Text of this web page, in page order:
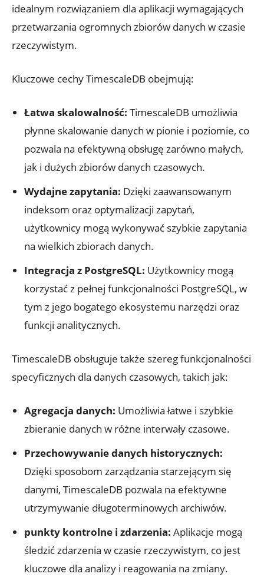
idealnym rozwiązaniem dla ‌aplikacji wymagających
przetwarzania⁤ ogromnych zbiorów⁢ danych w czasie
rzeczywistym.
Kluczowe cechy TimescaleDB obejmują:
Łatwa skalowalność: ⁤TimescaleDB umożliwia
płynne skalowanie danych w ⁢pionie i poziomie, co
pozwala na​ efektywną obsługę zarówno⁢ małych,
jak i dużych zbiorów danych czasowych.
Wydajne zapytania: Dzięki zaawansowanym
indeksom oraz optymalizacji zapytań,
użytkownicy mogą wykonywać szybkie⁣ zapytania
na wielkich zbiorach danych.
Integracja ⁣z PostgreSQL: Użytkownicy ⁤mogą
korzystać⁣ z pełnej funkcjonalności PostgreSQL, w
tym ‌z jego ⁢bogatego ekosystemu narzędzi​ oraz
funkcji analitycznych.
TimescaleDB obsługuje także szereg funkcjonalności
specyficznych dla danych czasowych, takich‌ jak:
Agregacja‍ danych: Umożliwia‍ łatwe i szybkie
zbieranie ⁤danych w ‌różne⁢ interwały czasowe.
Przechowywanie danych ​historycznych:
Dzięki ‍sposobom⁢ zarządzania starzejącym się‍
danymi, ⁣TimescaleDB pozwala na efektywne
utrzymywanie ⁤długoterminowych archiwów.
punkty kontrolne i zdarzenia: Aplikacje mogą
śledzić zdarzenia w czasie rzeczywistym,⁤ co jest
kluczowe dla analizy i reagowania na zmiany.